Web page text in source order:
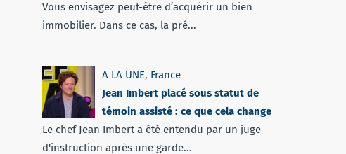
Vous envisagez peut-être d’acquérir un bien
immobilier. Dans ce cas, la pré...
A LA UNE, France
Jean Imbert placé sous statut de
témoin assisté : ce que cela change
Le chef Jean Imbert a été entendu par un juge
d'instruction après une garde...